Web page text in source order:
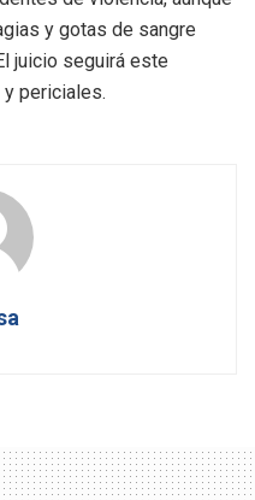
y gotas de sangre
juicio seguirá este
periciales.